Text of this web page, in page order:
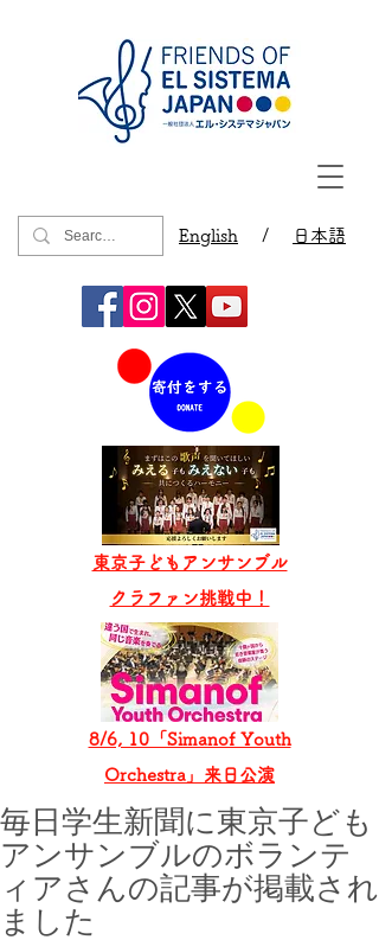
English / 日本語
8/6, 10「Simanof Youth
Orchestra」来日公演
東京子どもアンサンブル
​クラファン挑戦中！
毎日学生新聞に東京子ども
アンサンブルのボランテ
ィアさんの記事が掲載され
ました